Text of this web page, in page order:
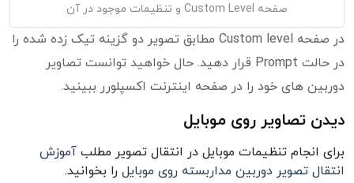
صفحه Custom Level و تنظیمات موجود در آن
در صفحه Custom level مطابق تصویر دو گزینه تیک زده شده را
در حالت Prompt قرار دهید. حال خواهید توانست تصاویر
دوربین های خود را در صفحه اینترنت اکسپلورر ببینید.
دیدن تصاویر روی موبایل
برای انجام تنظیمات موبایل در انتقال تصویر مطلب آموزش
انتقال تصویر دوربین مداربسته روی موبایل را بخوانید.